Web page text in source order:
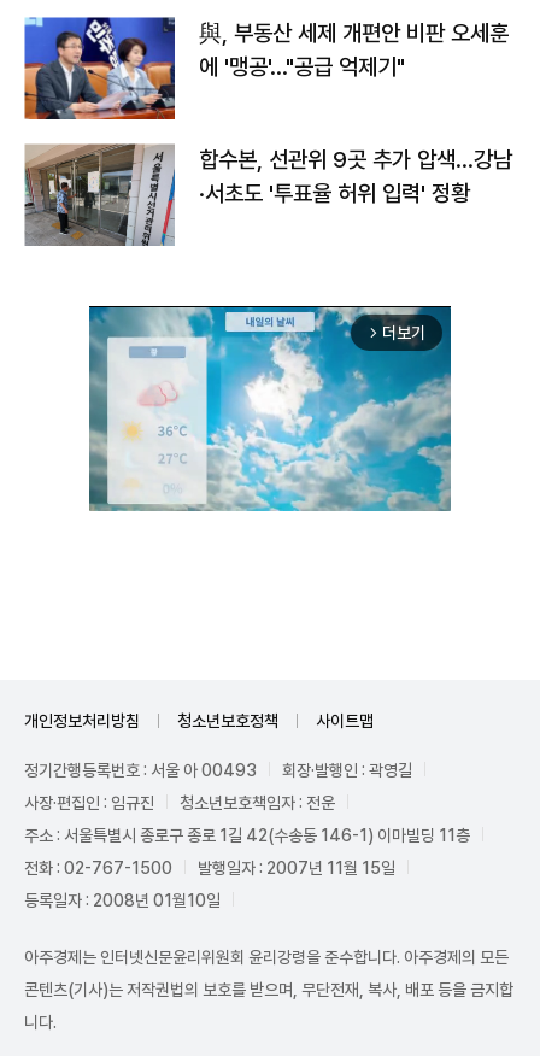
與, 부동산 세제 개편안 비판 오세훈
에 '맹공'…"공급 억제기"
합수본, 선관위 9곳 추가 압색…강남
·서초도 '투표율 허위 입력' 정황
arrow_forward_ios 더보기
개인정보처리방침 청소년보호정책 사이트맵
정기간행등록번호 : 서울 아 00493
회장·발행인 : 곽영길
사장·편집인 : 임규진
청소년보호책임자 : 전운
주소 : 서울특별시 종로구 종로 1길 42(수송동 146-1) 이마빌딩 11층
전화 : 02-767-1500
발행일자 : 2007년 11월 15일
등록일자 : 2008년 01월10일
아주경제는 인터넷신문윤리위원회 윤리강령을 준수합니다. 아주경제의 모든
콘텐츠(기사)는 저작권법의 보호를 받으며, 무단전재, 복사, 배포 등을 금지합
니다.